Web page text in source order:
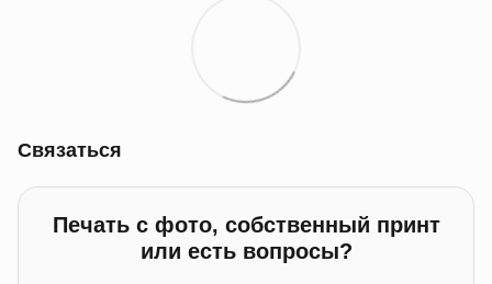
Связаться
Печать с фото, собственный принт
или есть вопросы?